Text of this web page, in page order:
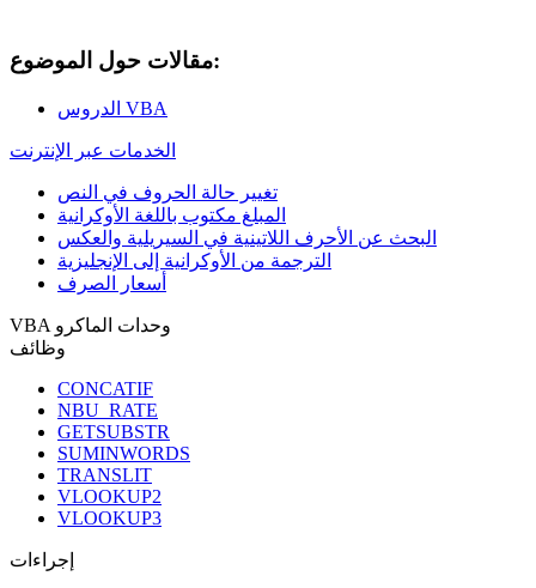
مقالات حول الموضوع:
الدروس VBA
الخدمات عبر الإنترنت
تغيير حالة الحروف في النص
المبلغ مكتوب باللغة الأوكرانية
البحث عن الأحرف اللاتينية في السيريلية والعكس
الترجمة من الأوكرانية إلى الإنجليزية
أسعار الصرف
VBA وحدات الماكرو
وظائف
CONCATIF
NBU_RATE
GETSUBSTR
SUMINWORDS
TRANSLIT
VLOOKUP2
VLOOKUP3
إجراءات